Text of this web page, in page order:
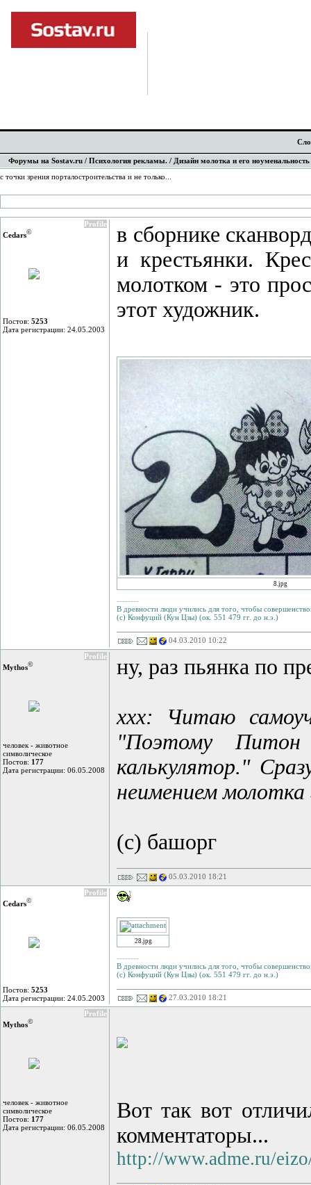
Форумы на Sostav.ru / Психология рекламы. / Дизайн молотка и его ноуменальность
с точки зрения порталостроительства и не только...
Profile
Cedars©
Постов: 5253
Дата регистрации: 24.05.2003
в сборнике
и крестьянки.
молотком - это
этот художник.
8.jpg
--------
В древности люди учились для того, чтобы
(с) Конфуций (Кун Цзы) (ок. 551 479 гг. до н.э.)
04.03.2010 10:22
Profile
Mythos©
человек - животное
символическое
Постов: 177
Дата регистрации: 06.05.2008
ну, раз пьянка по
ххх: Читаю
"Поэтому Питон
калькулятор."
неимением молотка
(с) башорг
05.03.2010 18:21
Profile
Cedars©
Постов: 5253
Дата регистрации: 24.05.2003
28.jpg
--------
В древности люди учились для того, чтобы
(с) Конфуций (Кун Цзы) (ок. 551 479 гг. до н.э.)
27.03.2010 18:21
Profile
Mythos©
человек - животное
символическое
Постов: 177
Дата регистрации: 06.05.2008
Вот так вот
комментаторы...
http://www.adme.ru/